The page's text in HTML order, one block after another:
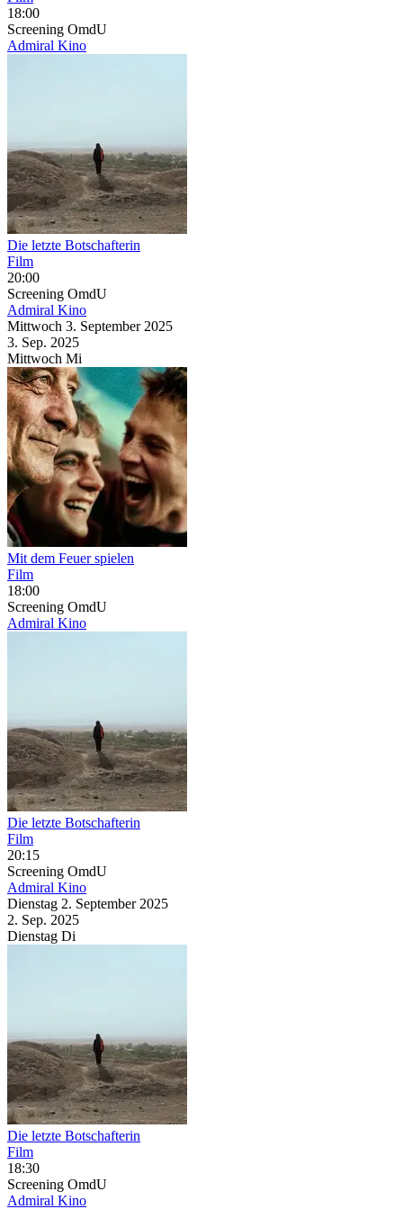
18:00
Screening OmdU
Admiral Kino
Die letzte Botschafterin
Film
20:00
Screening OmdU
Admiral Kino
Mittwoch 3. September 2025
3. Sep. 2025
Mittwoch Mi
Mit dem Feuer spielen
Film
18:00
Screening OmdU
Admiral Kino
Die letzte Botschafterin
Film
20:15
Screening OmdU
Admiral Kino
Dienstag 2. September 2025
2. Sep. 2025
Dienstag Di
Die letzte Botschafterin
Film
18:30
Screening OmdU
Admiral Kino